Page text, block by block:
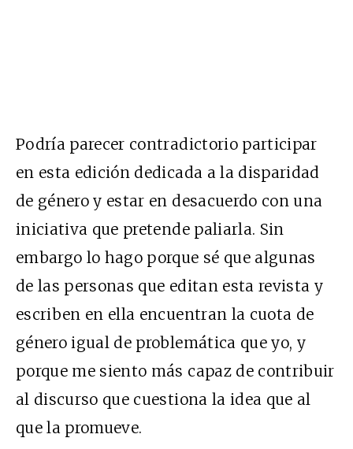
Podría parecer contradictorio participar
en esta edición dedicada a la disparidad
de género y estar en desacuerdo con una
iniciativa que pretende paliarla. Sin
embargo lo hago porque sé que algunas
de las personas que editan esta revista y
escriben en ella encuentran la cuota de
género igual de problemática que yo, y
porque me siento más capaz de contribuir
al discurso que cuestiona la idea que al
que la promueve.